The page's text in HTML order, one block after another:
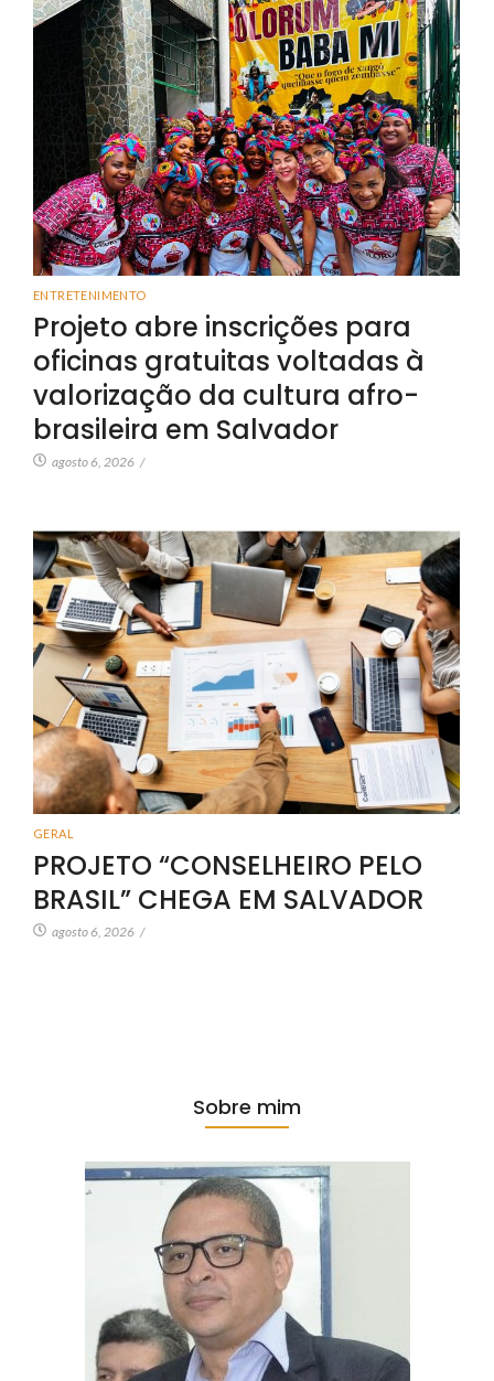
ENTRETENIMENTO
Projeto abre inscrições para
oficinas gratuitas voltadas à
valorização da cultura afro-
brasileira em Salvador
agosto 6, 2026 /
GERAL
PROJETO “CONSELHEIRO PELO
BRASIL” CHEGA EM SALVADOR
agosto 6, 2026 /
Sobre mim